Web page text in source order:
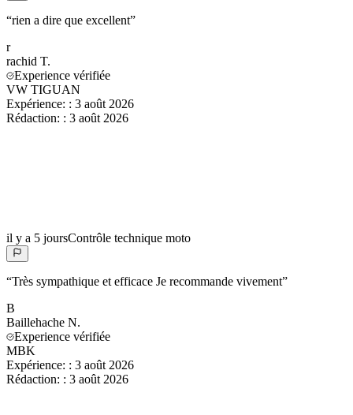
“rien a dire que excellent”
r
rachid T.
Experience vérifiée
́VW TIGUAN
Expérience: : 3 août 2026
Rédaction: : 3 août 2026
il y a 5 joursContrôle technique moto
“Très sympathique et efficace Je recommande vivement”
B
Baillehache N.
Experience vérifiée
MBK
Expérience: : 3 août 2026
Rédaction: : 3 août 2026